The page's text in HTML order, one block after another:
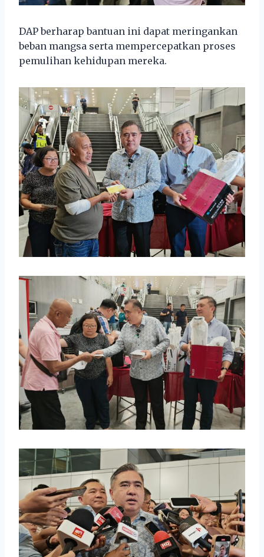
DAP berharap bantuan ini dapat meringankan
beban mangsa serta mempercepatkan proses
pemulihan kehidupan mereka.